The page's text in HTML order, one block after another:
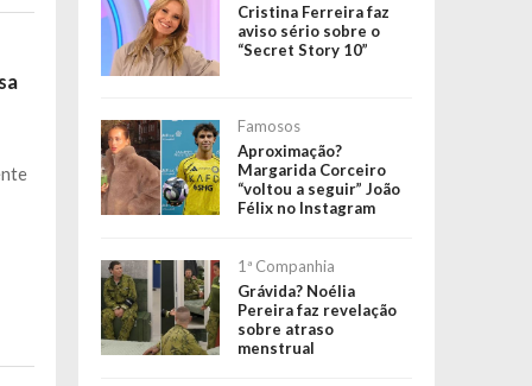
Cristina Ferreira faz
aviso sério sobre o
“Secret Story 10”
Famosos
Aproximação?
Margarida Corceiro
“voltou a seguir” João
Félix no Instagram
1ª Companhia
Grávida? Noélia
Pereira faz revelação
sobre atraso
menstrual